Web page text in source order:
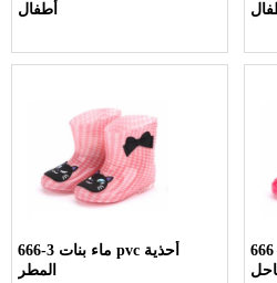
أطفال
666-3 ماء بنات pvc أحذية
المطر
666 أحذية الأطفال البلاستيكية